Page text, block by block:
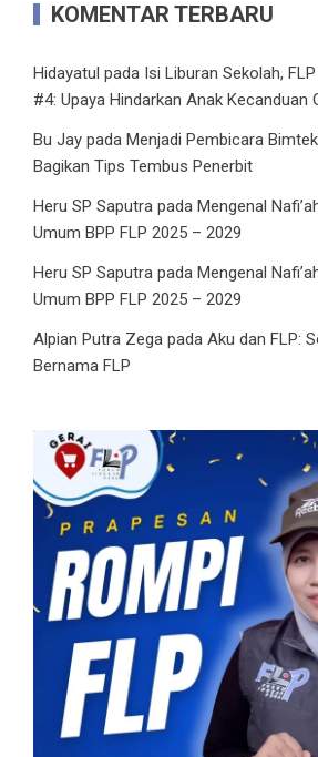
KOMENTAR TERBARU
Hidayatul pada Isi Liburan Sekolah,
#4: Upaya Hindarkan Anak Kecanduan
Bu Jay pada Menjadi Pembicara
Bagikan Tips Tembus Penerbit
Heru SP Saputra pada Mengenal
Umum BPP FLP 2025 – 2029
Heru SP Saputra pada Mengenal
Umum BPP FLP 2025 – 2029
Alpian Putra Zega pada Aku dan FLP:
Bernama FLP